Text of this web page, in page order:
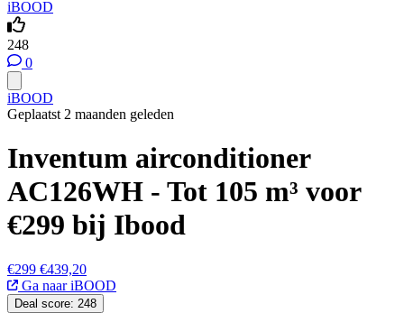
iBOOD
248
0
iBOOD
Geplaatst 2 maanden geleden
Inventum airconditioner
AC126WH - Tot 105 m³ voor
€299 bij Ibood
€299 €439,20
Ga naar iBOOD
Deal score: 248